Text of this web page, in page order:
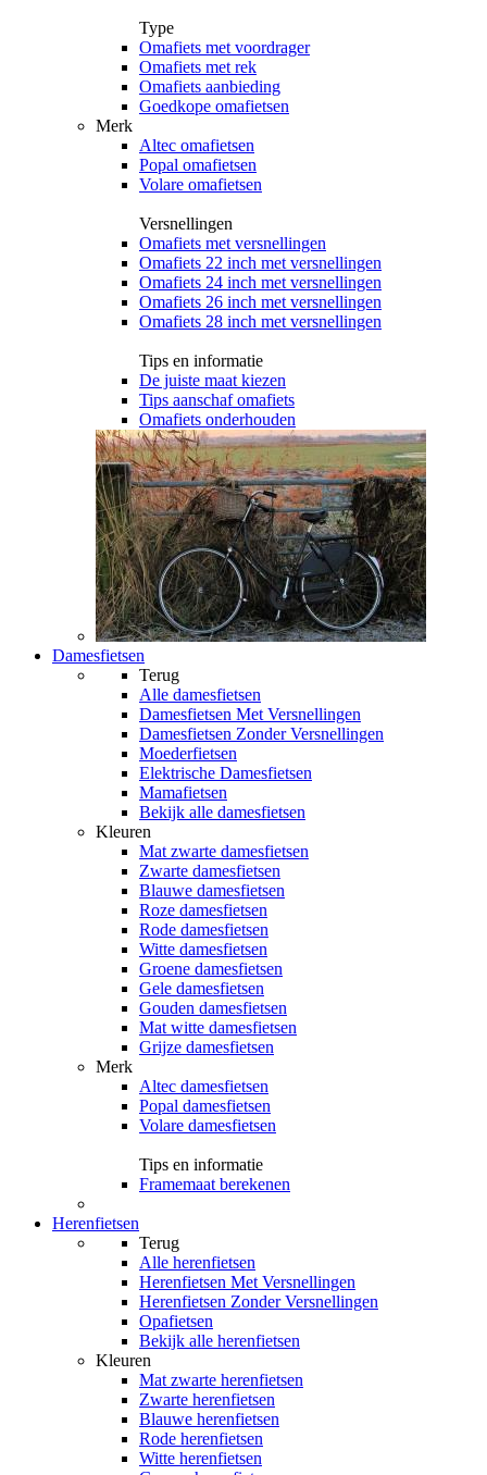
Type
Omafiets met voordrager
Omafiets met rek
Omafiets aanbieding
Goedkope omafietsen
Merk
Altec omafietsen
Popal omafietsen
Volare omafietsen
Versnellingen
Omafiets met versnellingen
Omafiets 22 inch met versnellingen
Omafiets 24 inch met versnellingen
Omafiets 26 inch met versnellingen
Omafiets 28 inch met versnellingen
Tips en informatie
De juiste maat kiezen
Tips aanschaf omafiets
Omafiets onderhouden
Damesfietsen
Terug
Alle damesfietsen
Damesfietsen Met Versnellingen
Damesfietsen Zonder Versnellingen
Moederfietsen
Elektrische Damesfietsen
Mamafietsen
Bekijk alle damesfietsen
Kleuren
Mat zwarte damesfietsen
Zwarte damesfietsen
Blauwe damesfietsen
Roze damesfietsen
Rode damesfietsen
Witte damesfietsen
Groene damesfietsen
Gele damesfietsen
Gouden damesfietsen
Mat witte damesfietsen
Grijze damesfietsen
Merk
Altec damesfietsen
Popal damesfietsen
Volare damesfietsen
Tips en informatie
Framemaat berekenen
Herenfietsen
Terug
Alle herenfietsen
Herenfietsen Met Versnellingen
Herenfietsen Zonder Versnellingen
Opafietsen
Bekijk alle herenfietsen
Kleuren
Mat zwarte herenfietsen
Zwarte herenfietsen
Blauwe herenfietsen
Rode herenfietsen
Witte herenfietsen